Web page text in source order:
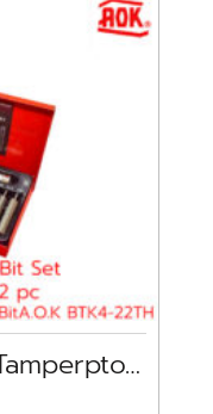
1/2″ DR 10 mm Star Tamperptoof Bit Set 22 pc A.O.K